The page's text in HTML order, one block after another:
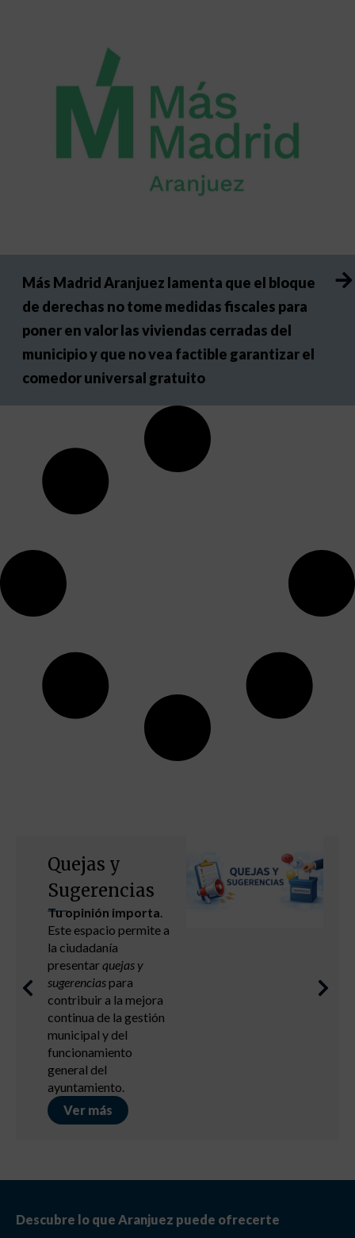
Más Madrid Aranjuez lamenta que el bloque
de derechas no tome medidas fiscales para
poner en valor las viviendas cerradas del
municipio y que no vea factible garantizar el
comedor universal gratuito
Quejas y
Sugerencias
Tu opinión importa.
Este espacio permite a
la ciudadanía
presentarquejas y
sugerenciaspara
contribuir a la mejora
continua de la gestión
municipal y del
funcionamiento
general del
ayuntamiento.
Ver más
Descubre lo que Aranjuez puede ofrecerte